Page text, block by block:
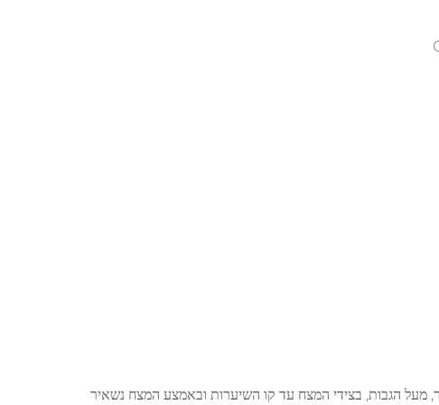
מעל הגבות, בצידי המצח עד קו השיערות ובאמצע המצח נשאיר